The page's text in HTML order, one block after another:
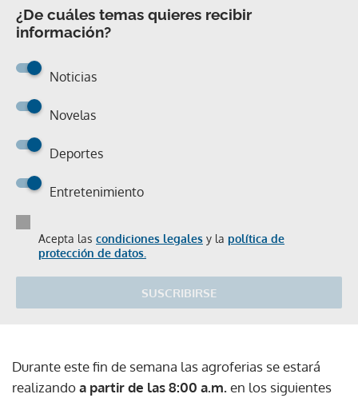
¿De cuáles temas quieres recibir
información?
Noticias
Novelas
Deportes
Entretenimiento
Acepta las condiciones legales y la política de
protección de datos.
SUSCRIBIRSE
Durante este fin de semana las agroferias se estará
realizandoa partir de las 8:00 a.m.en los siguientes